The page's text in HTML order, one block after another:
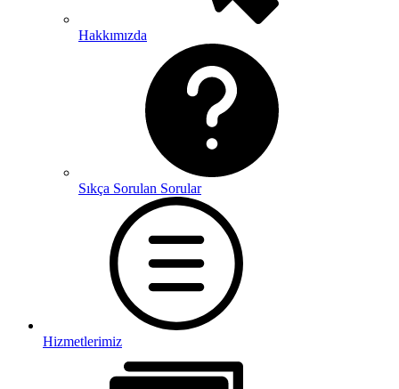
Hakkımızda
Sıkça Sorulan Sorular
Hizmetlerimiz